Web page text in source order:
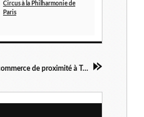
Circus à la Philharmonie de
Paris
Nouvelle disparition d'un commerce de proximité à Toul (54)